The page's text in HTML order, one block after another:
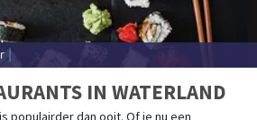
IN WATERLAND
populairder dan ooit. Of je nu een